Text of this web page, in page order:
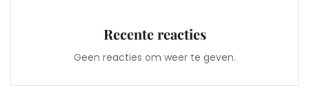
Recente reacties
Geen reacties om weer te geven.